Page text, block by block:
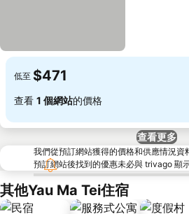
低至 $471
查看 1 個網站的價格
查看更多
我們從預訂網站獲得的價格和供應情況資
預訂網站後找到的優惠未必與 trivago 顯
其他Yau Ma Tei住宿